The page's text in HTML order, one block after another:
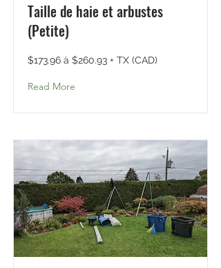
Taille de haie et arbustes
(Petite)
$173.96 à $260.93 + TX (CAD)
Read More